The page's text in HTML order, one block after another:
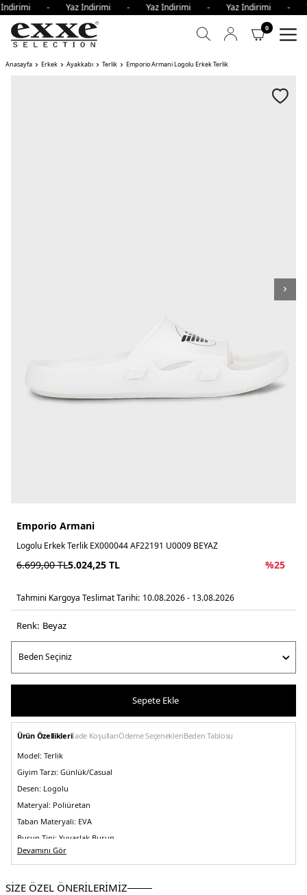
- Yaz İndirimi - Yaz İndirimi - Yaz
0
Anasayfa Erkek Ayakkabı Terlik Emporio Armani Logolu Erkek Terlik
Emporio Armani
Logolu Erkek Terlik EX000044 AF22191 U0009 BEYAZ
6.699,00TL5.024,25 TL %25
Tahmini Kargoya Teslimat Tarihi: 10.08.2026 - 13.08.2026
Renk: beyaz
Sepete Ekle
Ürün Özellikleriİade KoşullarıÖdeme SeçenekleriBeden Tablosu
Model: Terlik
Giyim Tarzı: Günlük/Casual
Desen: Logolu
Materyal: Poliüretan
Taban Materyali: EVA
Burun Tipi: Yuvarlak Burun
Topuk Boyu:Belirtilmemiş
Yaş Grubu: Yetişkin
Devamını Gör
SİZE ÖZEL ÖNERİLERİMİZ